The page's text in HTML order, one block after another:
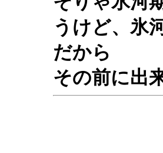
うけど、氷
だから
その前に出